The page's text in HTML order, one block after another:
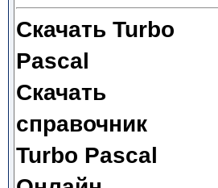
Скачать Turbo
Pascal
Скачать
справочник
Turbo Pascal